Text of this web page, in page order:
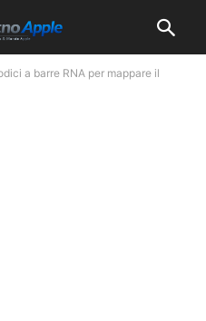
a barre RNA per mappare il